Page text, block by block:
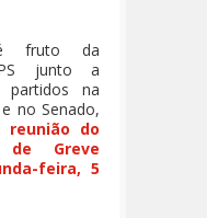
é fruto da
junto a
partidos na
no Senado,
reunião do
de Greve
feira, 5